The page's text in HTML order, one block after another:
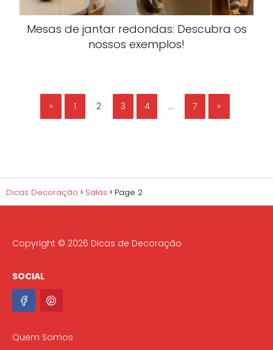
Mesas de jantar redondas: Descubra os
nossos exemplos!
« 1 2 3 4 … 7 »
Dicas Decoração Salas Page 2
Copyright © 2026 Dicas de Decoração
SOCIAL
Quem Somos